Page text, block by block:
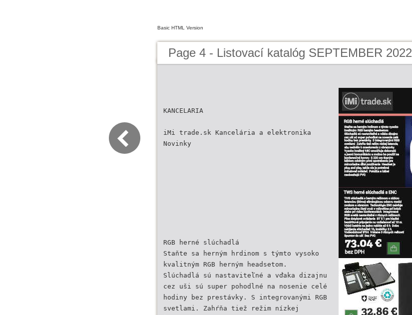
Basic HTML Version
Page 4 - Listovací katalóg SEPTEMBER 2022
KANCELARIA
iMi trade.sk Kancelária a elektronika
Novinky
RGB herné slúchadlá
Staňte sa herným hrdinom s týmto vysoko
kvalitným RGB herným headsetom.
Slúchadlá sú nastaviteľné a vďaka dizajnu
cez uši sú super pohodlné na nosenie celé
hodiny bez prestávky. S integrovanými RGB
svetlami. Zahŕňa tiež režim nízkej